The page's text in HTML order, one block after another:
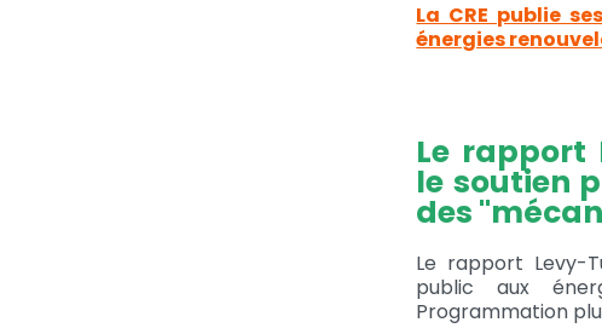
La CRE publie
énergies
Le rapport
le soutien
des
Le rapport Levy-
public aux
Programmation